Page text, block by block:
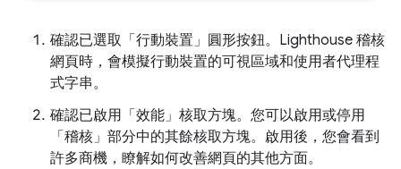
確認已選取「行動裝置」 圓形按鈕。Lighthouse 稽核
網頁時，會模擬行動裝置的可視區域和使用者代理程
式字串。
確認已啟用「效能」 核取方塊。您可以啟用或停用
「稽核」 部分中的其餘核取方塊。啟用後，您會看到
許多商機，瞭解如何改善網頁的其他方面。